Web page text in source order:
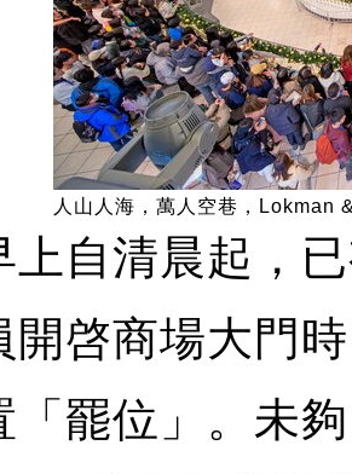
人山人海，萬人空巷，Lokman
上自清晨起，
開啓商場大門
「罷位」。未